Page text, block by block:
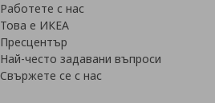
Работете с нас
Това е ИКЕА
Пресцентър
Най-често задавани въпроси
Свържете се с нас